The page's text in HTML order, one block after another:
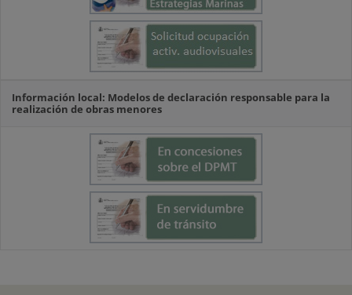
Información local: Modelos de declaración responsable para la
realización de obras menores